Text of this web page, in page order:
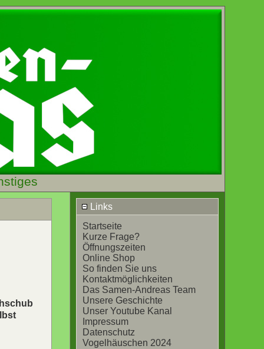
Links
Startseite
Kurze Frage?
Öffnungszeiten
Online Shop
So finden Sie uns
Kontaktmöglichkeiten
Das Samen-Andreas Team
Unsere Geschichte
Unser Youtube Kanal
Impressum
Datenschutz
Vogelhäuschen 2024